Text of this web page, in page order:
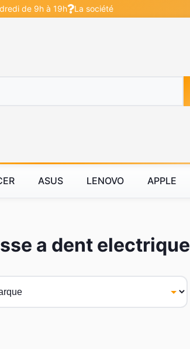
de 9h à 19h La société
ASUS LENOVO APPLE
a dent electrique